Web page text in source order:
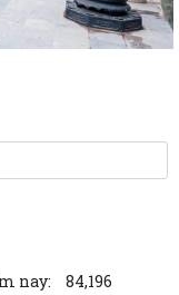
Phụ tự nguyện hiến đất
Chí Minh phường Bắc
nay: 84,196